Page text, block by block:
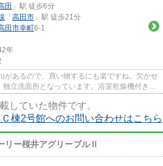
田 」駅 徒歩6分
「 高田市 」駅 徒歩21分
田市幸町6-1
年
があるので、買い物するにも楽ですね。欠かせ
立洗面所となっています。浴室乾燥機付き物
していた物件です。
棟2号館へのお問い合わせはこちら
リー桜井アグリーブルⅡ